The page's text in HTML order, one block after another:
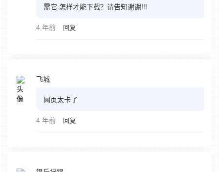
需它.怎样才能下载？请告知谢谢!!!
4 年前 回复
飞城
网页太卡了
4 年前 回复